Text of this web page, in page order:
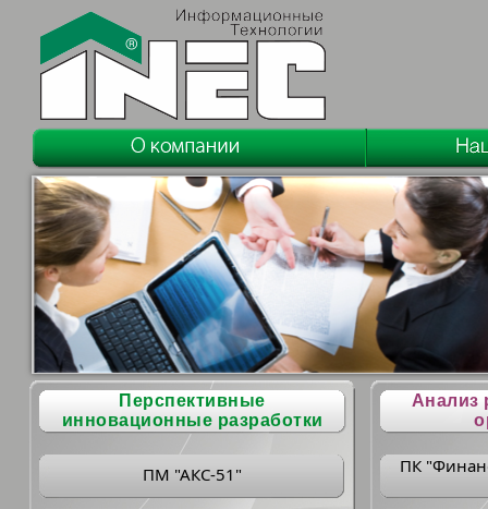
Перспективные
инновационные разработки
ПМ "АКС-51"
Анализ
ПК